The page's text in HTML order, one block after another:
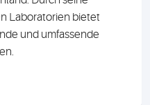
Laboratorien
Durch seine
Laboratorien bietet
und umfassende